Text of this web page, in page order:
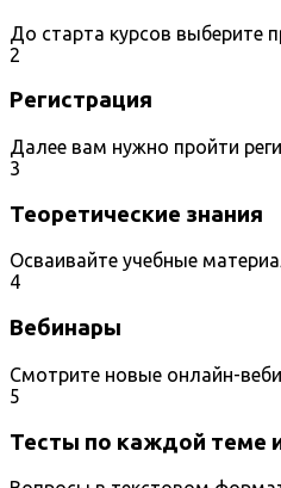
До старта курсов выберите
2
Регистрация
Далее вам нужно пройти
3
Теоретические знания
Осваивайте учебные
4
Вебинары
Смотрите новые онлайн-
5
Тесты по каждой теме